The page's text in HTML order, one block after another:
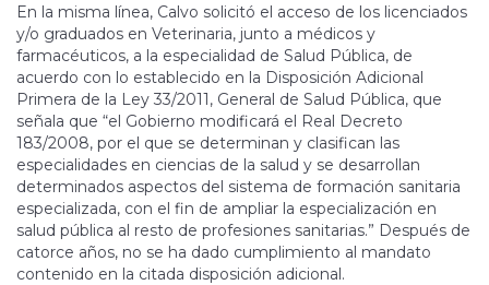
En la misma línea, Calvo solicitó el acceso de los licenciados
y/o graduados en Veterinaria, junto a médicos y
farmacéuticos, a la especialidad de Salud Pública, de
acuerdo con lo establecido en la Disposición Adicional
Primera de la Ley 33/2011, General de Salud Pública, que
señala que “el Gobierno modificará el Real Decreto
183/2008, por el que se determinan y clasifican las
especialidades en ciencias de la salud y se desarrollan
determinados aspectos del sistema de formación sanitaria
especializada, con el fin de ampliar la especialización en
salud pública al resto de profesiones sanitarias.” Después de
catorce años, no se ha dado cumplimiento al mandato
contenido en la citada disposición adicional.